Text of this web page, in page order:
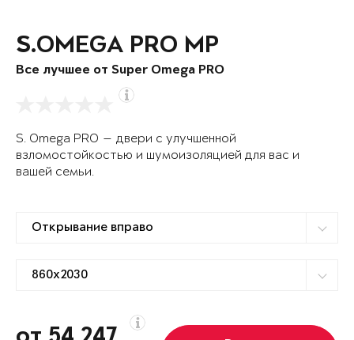
S.OMEGA PRO MP
Все лучшее от Super Omega PRO
S. Omega PRO — двери с улучшенной
взломостойкостью и шумоизоляцией для вас и
вашей семьи.